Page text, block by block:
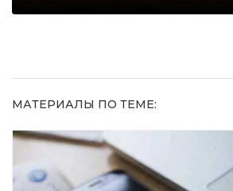
МАТЕРИАЛЫ ПО ТЕМЕ: